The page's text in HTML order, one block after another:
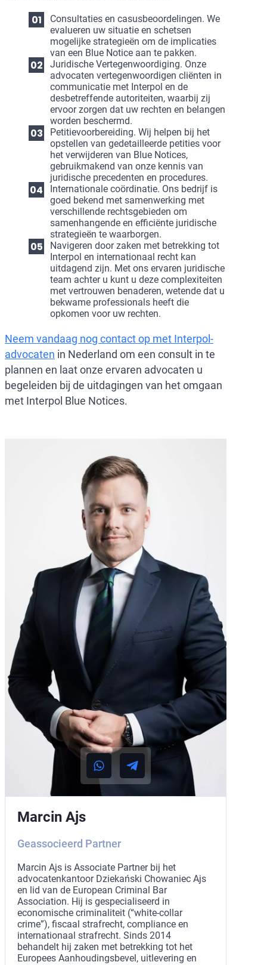
Consultaties en casusbeoordelingen. We
evalueren uw situatie en schetsen
mogelijke strategieën om de implicaties
van een Blue Notice aan te pakken.
Juridische Vertegenwoordiging. Onze
advocaten vertegenwoordigen cliënten in
communicatie met Interpol en de
desbetreffende autoriteiten, waarbij zij
ervoor zorgen dat uw rechten en belangen
worden beschermd.
Petitievoorbereiding. Wij helpen bij het
opstellen van gedetailleerde petities voor
het verwijderen van Blue Notices,
gebruikmakend van onze kennis van
juridische precedenten en procedures.
Internationale coördinatie. Ons bedrijf is
goed bekend met samenwerking met
verschillende rechtsgebieden om
samenhangende en efficiënte juridische
strategieën te waarborgen.
Navigeren door zaken met betrekking tot
Interpol en internationaal recht kan
uitdagend zijn. Met ons ervaren juridische
team achter u kunt u deze complexiteiten
met vertrouwen benaderen, wetende dat u
bekwame professionals heeft die
opkomen voor uw rechten.
Neem vandaag nog contact op met Interpol-
advocaten in Nederland om een consult in te
plannen en laat onze ervaren advocaten u
begeleiden bij de uitdagingen van het omgaan
met Interpol Blue Notices.
Marcin Ajs
Geassocieerd Partner
Marcin Ajs is Associate Partner bij het
advocatenkantoor Dziekański Chowaniec Ajs
en lid van de European Criminal Bar
Association. Hij is gespecialiseerd in
economische criminaliteit (“white-collar
crime”), fiscaal strafrecht, compliance en
internationaal strafrecht. Sinds 2014
behandelt hij zaken met betrekking tot het
Europees Aanhoudingsbevel, uitlevering en